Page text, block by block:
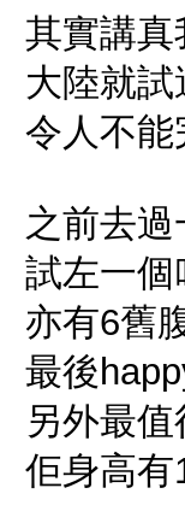
其實講
大陸就
令人不能
之前去
試左一
亦有6舊
最後
另外最
佢身高有